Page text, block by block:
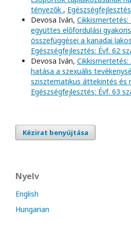
tényezők ,
Devosa Iván, Cikkismertetés:
együttes előfordulási
összefüggései a kanadai
Egészségfejlesztés: Évf. 62
Devosa Iván,
hatása a szexuális
szisztematikus áttekintés és
Egészségfejlesztés: Évf. 63
Kézirat benyújtása
Nyelv
English
Hungarian